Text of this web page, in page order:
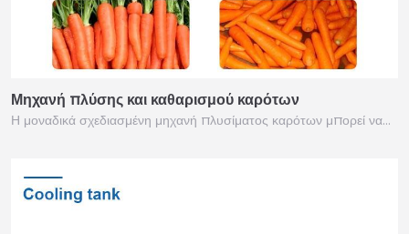
Μηχανή πλύσης και καθαρισμού καρότων
Η μοναδικά σχεδιασμένη μηχανή πλυσίματος καρότων μπορεί να…